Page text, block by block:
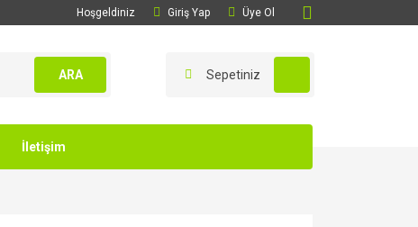
Hoşgeldiniz Giriş Yap Üye Ol
ARA Sepetiniz
İletişim